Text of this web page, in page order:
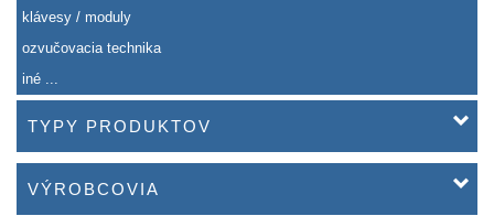
klávesy / moduly
ozvučovacia technika
iné ...
TYPY PRODUKTOV
VÝROBCOVIA